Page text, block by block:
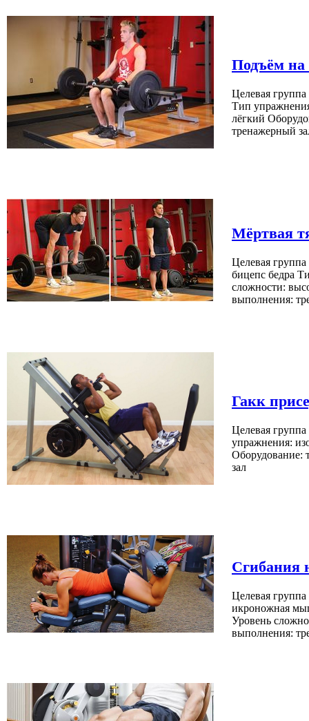
Подъём на
Целевая
Тип
лёгкий
тренажерный
Мёртвая
Целевая
бицепс бедра
сложности:
выполнения:
Гакк
Целевая
упражнения:
Оборудование:
зал
Сгибания
Целевая
икроножная
Уровень
выполнения: